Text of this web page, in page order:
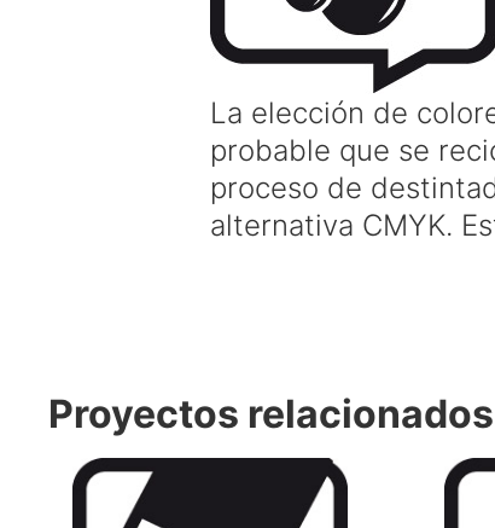
La elección de
probable que se
proceso de
alternativa CMYK.
Proyectos relacionados